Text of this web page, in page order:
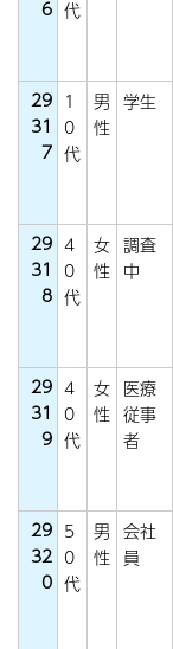
6 代
29
31
7
1
0
代
男
性
学生
29
31
8
4
0
代
女
性
調査
中
29
31
9
4
0
代
女
性
医療
従事
者
29
32
0
5
0
代
男
性
会社
員